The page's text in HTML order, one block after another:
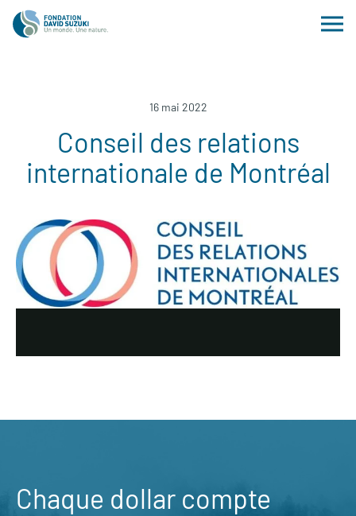
16 mai 2022
Conseil des relations
internationale de Montréal
Chaque dollar compte